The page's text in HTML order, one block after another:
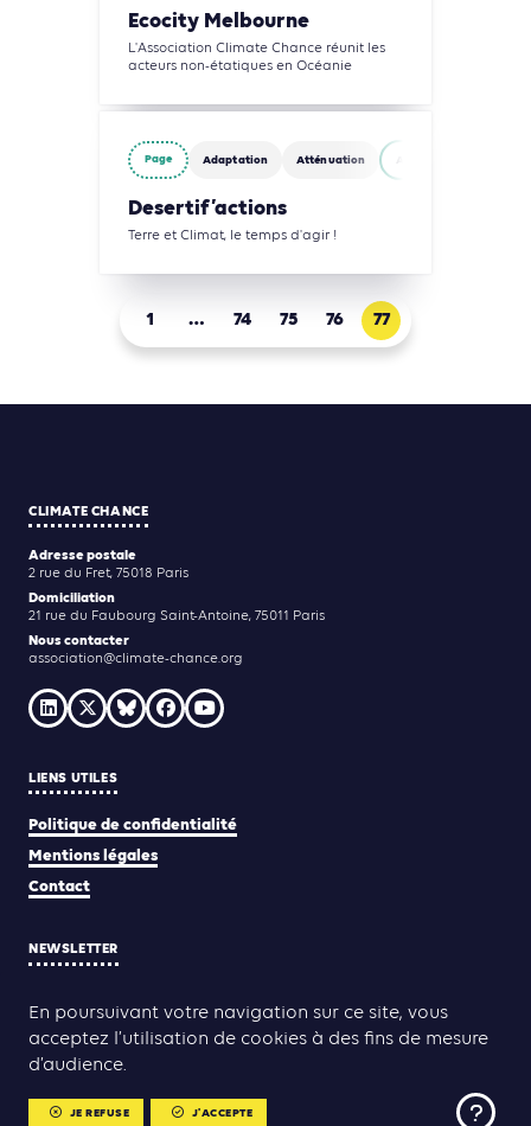
Ecocity Melbourne
L'Association Climate Chance réunit les
acteurs non-étatiques en Océanie
Page Adaptation Atténuation
Desertif’actions
Terre et Climat, le temps d'agir !
1 … 74 75 76 77
CLIMATE CHANCE
Adresse postale
2 rue du Fret, 75018 Paris
Domiciliation
21 rue du Faubourg Saint-Antoine, 75011 Paris
Nous contacter
association@climate-chance.org
LIENS UTILES
Politique de confidentialité
Mentions légales
Contact
NEWSLETTER
JE M'INSCRIS
Conception & réalisation : Yann Rolland Thibaut Caroli
En poursuivant votre navigation sur ce site, vous
acceptez l’utilisation de cookies à des fins de mesure
d’audience.
JE REFUSE J'ACCEPTE